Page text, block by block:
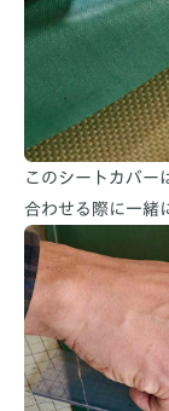
このシートカバー
合わせる際に一緒